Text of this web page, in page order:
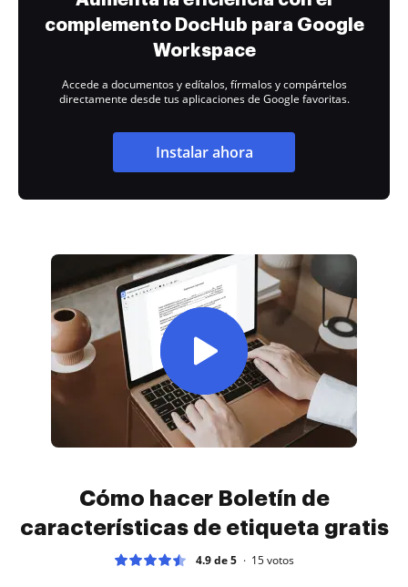
complemento DocHub para Google
Workspace
Accede a documentos y edítalos, fírmalos y compártelos
directamente desde tus aplicaciones de Google favoritas.
Instalar ahora
Cómo hacer Boletín de
características de etiqueta gratis
4.9 de 5 15votos